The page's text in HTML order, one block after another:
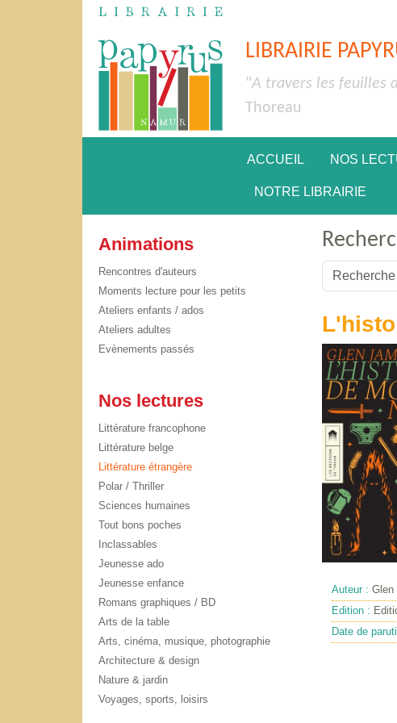
LIBRAIRIE
"A travers les feuilles
Thoreau
ACCUEIL NOS
NOTRE LIBRAIRIE
Animations
Rencontres d'auteurs
Moments lecture pour les petits
Ateliers enfants / ados
Ateliers adultes
Evènements passés
Nos lectures
Littérature francophone
Littérature belge
Littérature étrangère
Polar / Thriller
Sciences humaines
Tout bons poches
Inclassables
Jeunesse ado
Jeunesse enfance
Romans graphiques / BD
Arts de la table
Arts, cinéma, musique, photographie
Architecture & design
Nature & jardin
Voyages, sports, loisirs
Valider
Auteur : Glen
Edition :
Date de